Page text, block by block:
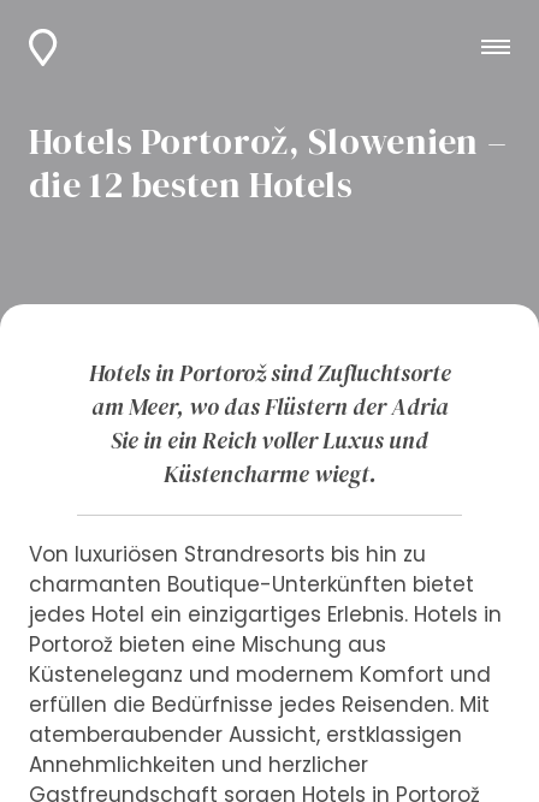
Hotels Portorož, Slowenien –
die 12 besten Hotels
Hotels in Portorož sind Zufluchtsorte
am Meer, wo das Flüstern der Adria
Sie in ein Reich voller Luxus und
Küstencharme wiegt.
Von luxuriösen Strandresorts bis hin zu
charmanten Boutique-Unterkünften bietet
jedes Hotel ein einzigartiges Erlebnis. Hotels in
Portorož bieten eine Mischung aus
Küsteneleganz und modernem Komfort und
erfüllen die Bedürfnisse jedes Reisenden. Mit
atemberaubender Aussicht, erstklassigen
Annehmlichkeiten und herzlicher
Gastfreundschaft sorgen Hotels in Portorož